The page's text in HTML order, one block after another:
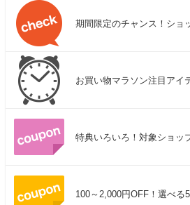
期間限定のチャンス！ショ
お買い物マラソン注目アイ
特典いろいろ！対象ショッ
100～2,000円OFF！選べる